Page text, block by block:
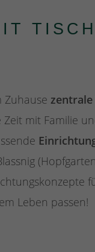
Zuhause
mit Familie
Leben passen!